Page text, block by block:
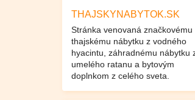
THAJSKYNABYTOK.SK
Stránka venovaná značkovému
thajskému nábytku z vodného
hyacintu, záhradnému nábytku
umelého ratanu a bytovým
doplnkom z celého sveta.